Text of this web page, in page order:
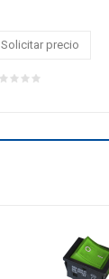
Solicitar precio